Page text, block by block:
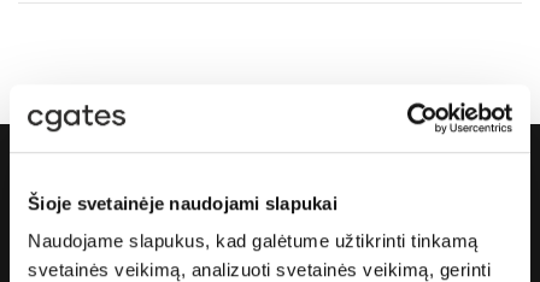
Šioje svetainėje naudojami slapukai
Naudojame slapukus, kad galėtume užtikrinti tinkamą
svetainės veikimą, analizuoti svetainės veikimą, gerinti
Apie „Cgates“
Apie mus